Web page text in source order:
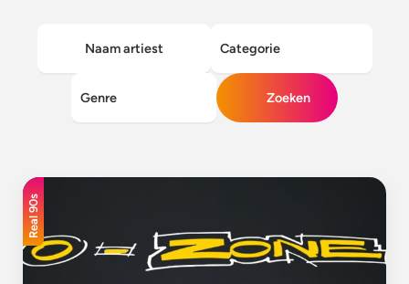
Zoeken
Real 90s